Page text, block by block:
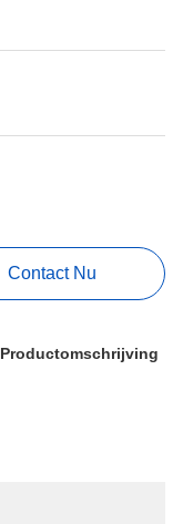
Contact Nu
Productomschrijving